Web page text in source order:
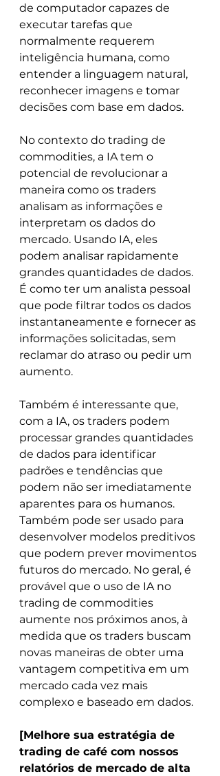
de computador capazes de
executar tarefas que
normalmente requerem
inteligência humana, como
entender a linguagem natural,
reconhecer imagens e tomar
decisões com base em dados.
No contexto do trading de
commodities, a IA tem o
potencial de revolucionar a
maneira como os traders
analisam as informações e
interpretam os dados do
mercado. Usando IA, eles
podem analisar rapidamente
grandes quantidades de dados.
É como ter um analista pessoal
que pode filtrar todos os dados
instantaneamente e fornecer as
informações solicitadas, sem
reclamar do atraso ou pedir um
aumento.
Também é interessante que,
com a IA, os traders podem
processar grandes quantidades
de dados para identificar
padrões e tendências que
podem não ser imediatamente
aparentes para os humanos.
Também pode ser usado para
desenvolver modelos preditivos
que podem prever movimentos
futuros do mercado. No geral, é
provável que o uso de IA no
trading de commodities
aumente nos próximos anos, à
medida que os traders buscam
novas maneiras de obter uma
vantagem competitiva em um
mercado cada vez mais
complexo e baseado em dados.
[Melhore sua estratégia de
trading de café com nossos
relatórios de mercado de alta